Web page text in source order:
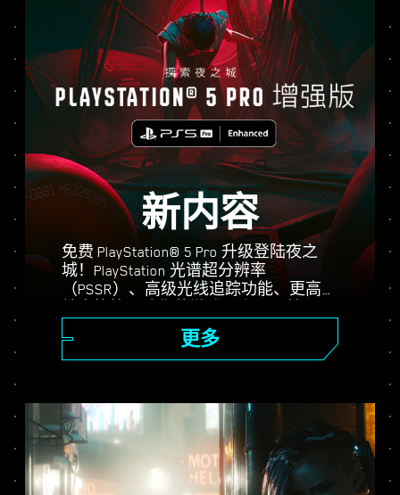
新内容
免费 PlayStation® 5 Pro 升级登陆夜之
城！PlayStation 光谱超分辨率
（PSSR）、高级光线追踪功能、更高的
种图形模式可选：性能、光线追踪和光
线追踪 Pro，享受强化视觉画面、更流
畅的操作以及《赛博朋克 2077》在
更多